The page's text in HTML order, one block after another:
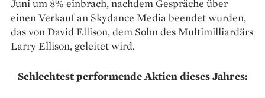
Juni um 8% einbrach, nachdem Gespräche über
einen Verkauf an Skydance Media beendet wurden,
das von David Ellison, dem Sohn des Multimilliardärs
Larry Ellison, geleitet wird.
Schlechtest performende Aktien dieses Jahres: